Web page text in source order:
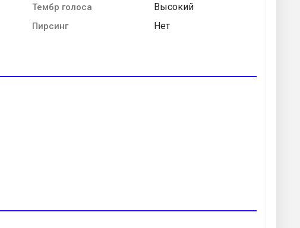
Тембр голоса Высокий
Пирсинг Нет